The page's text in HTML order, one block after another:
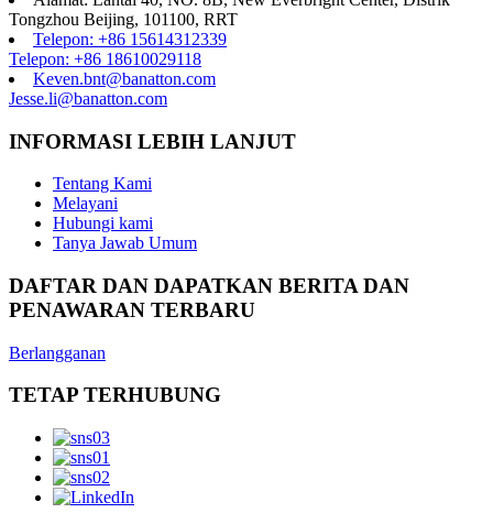
Tongzhou Beijing, 101100, RRT
Telepon: +86 15614312339
Telepon: +86 18610029118
Keven.bnt@banatton.com
Jesse.li@banatton.com
INFORMASI LEBIH LANJUT
Tentang Kami
Melayani
Hubungi kami
Tanya Jawab Umum
DAFTAR DAN DAPATKAN BERITA DAN
PENAWARAN TERBARU
Berlangganan
TETAP TERHUBUNG